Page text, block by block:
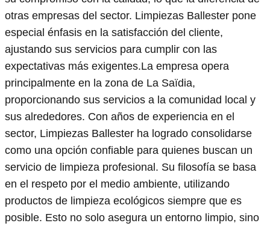
otras empresas del sector. Limpiezas Ballester pone
especial énfasis en la satisfacción del cliente,
ajustando sus servicios para cumplir con las
expectativas más exigentes.La empresa opera
principalmente en la zona de La Saïdia,
proporcionando sus servicios a la comunidad local y
sus alrededores. Con años de experiencia en el
sector, Limpiezas Ballester ha logrado consolidarse
como una opción confiable para quienes buscan un
servicio de limpieza profesional. Su filosofía se basa
en el respeto por el medio ambiente, utilizando
productos de limpieza ecológicos siempre que es
posible. Esto no solo asegura un entorno limpio, sino